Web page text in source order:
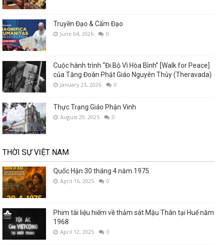
Truyền Đạo & Cấm Đạo
June 04, 2026 0
Cuộc hành trình “Đi Bộ Vì Hòa Bình” [Walk for Peace]
của Tăng Đoàn Phật Giáo Nguyên Thủy (Theravada)
January 23, 2026 0
Thực Trạng Giáo Phận Vinh
August 29, 2025 0
THỜI SỰ VIỆT NAM
Quốc Hận 30 tháng 4 năm 1975
April 16, 2025 0
Phim tài liệu hiếm về thảm sát Mậu Thân tại Huế năm
1968
April 12, 2025 0